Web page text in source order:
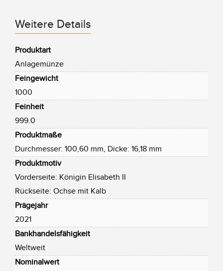
Weitere Details
Produktart
Anlagemünze
Feingewicht
1000
Feinheit
999.0
Produktmaße
Durchmesser: 100,60 mm, Dicke: 16,18 mm
Produktmotiv
Vorderseite: Königin Elisabeth II
Rückseite: Ochse mit Kalb
Prägejahr
2021
Bankhandelsfähigkeit
Weltweit
Nominalwert